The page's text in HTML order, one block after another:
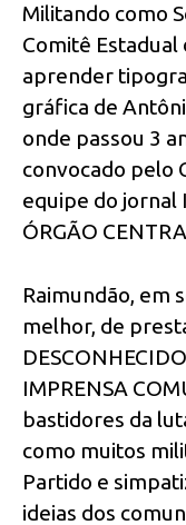
Militando como
Comitê Estadual
aprender
gráfica de
onde passou 3
convocado pelo
equipe do jornal
ÓRGÃO
Raimundão, em
melhor, de
IMPRENSA
bastidores da
como muitos
Partido e
ideias dos